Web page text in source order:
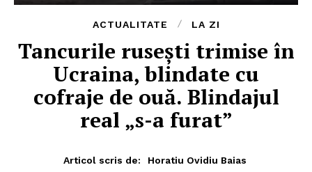
ACTUALITATE LA ZI
Tancurile rusești trimise în
Ucraina, blindate cu
cofraje de ouă. Blindajul
real „s-a furat”
Articol scris de:
Horatiu Ovidiu Baias